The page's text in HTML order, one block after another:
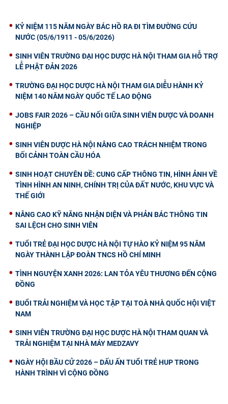
KỶ NIỆM 115 NĂM NGÀY BÁC HỒ RA ĐI TÌM ĐƯỜNG CỨU
NƯỚC (05/6/1911 - 05/6/2026)
SINH VIÊN TRƯỜNG ĐẠI HỌC DƯỢC HÀ NỘI THAM GIA HỖ TRỢ
LỄ PHẬT ĐẢN 2026
TRƯỜNG ĐẠI HỌC DƯỢC HÀ NỘI THAM GIA DIỄU HÀNH KỶ
NIỆM 140 NĂM NGÀY QUỐC TẾ LAO ĐỘNG
JOBS FAIR 2026 – CẦU NỐI GIỮA SINH VIÊN DƯỢC VÀ DOANH
NGHIỆP
SINH VIÊN DƯỢC HÀ NỘI NÂNG CAO TRÁCH NHIỆM TRONG
BỐI CẢNH TOÀN CẦU HÓA
SINH HOẠT CHUYÊN ĐỀ: CUNG CẤP THÔNG TIN, HÌNH ẢNH VỀ
TÌNH HÌNH AN NINH, CHÍNH TRỊ CỦA ĐẤT NƯỚC, KHU VỰC VÀ
THẾ GIỚI
NÂNG CAO KỸ NĂNG NHẬN DIỆN VÀ PHẢN BÁC THÔNG TIN
SAI LỆCH CHO SINH VIÊN
TUỔI TRẺ ĐẠI HỌC DƯỢC HÀ NỘI TỰ HÀO KỶ NIỆM 95 NĂM
NGÀY THÀNH LẬP ĐOÀN TNCS HỒ CHÍ MINH
TÌNH NGUYỆN XANH 2026: LAN TỎA YÊU THƯƠNG ĐẾN CỘNG
ĐỒNG
BUỔI TRẢI NGHIỆM VÀ HỌC TẬP TẠI TOÀ NHÀ QUỐC HỘI VIỆT
NAM
SINH VIÊN TRƯỜNG ĐẠI HỌC DƯỢC HÀ NỘI THAM QUAN VÀ
TRẢI NGHIỆM TẠI NHÀ MÁY MEDZAVY
NGÀY HỘI BẦU CỬ 2026 – DẤU ẤN TUỔI TRẺ HUP TRONG
HÀNH TRÌNH VÌ CỘNG ĐỒNG